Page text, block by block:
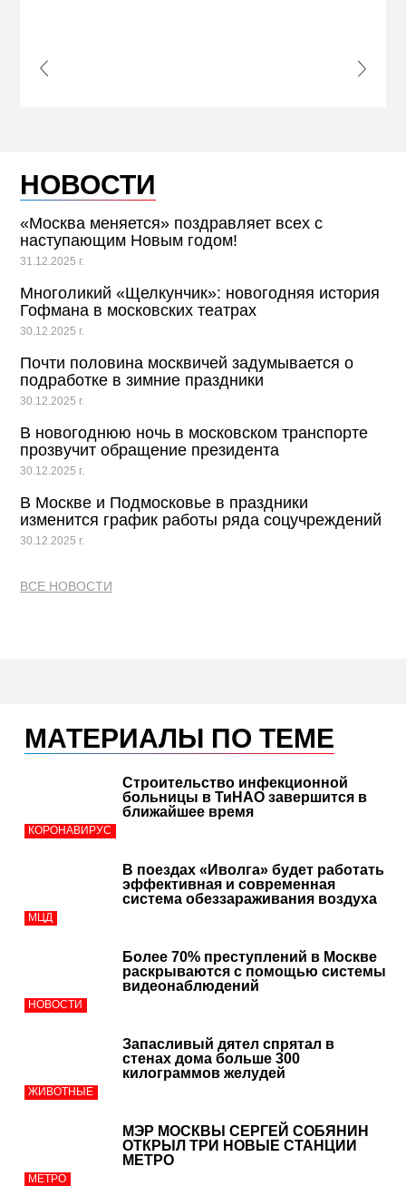
Slide
Next
НОВОСТИ
«Москва меняется» поздравляет всех с
наступающим Новым годом!
31.12.2025 г.
Многоликий «Щелкунчик»: новогодняя история
Гофмана в московских театрах
30.12.2025 г.
Почти половина москвичей задумывается о
подработке в зимние праздники
30.12.2025 г.
В новогоднюю ночь в московском транспорте
прозвучит обращение президента
30.12.2025 г.
В Москве и Подмосковье в праздники
изменится график работы ряда соцучреждений
30.12.2025 г.
ВСЕ НОВОСТИ
МАТЕРИАЛЫ ПО ТЕМЕ
КОРОНАВИРУС
Строительство инфекционной
больницы в ТиНАО завершится в
ближайшее время
МЦД
В поездах «Иволга» будет работать
эффективная и современная
система обеззараживания воздуха
НОВОСТИ
Более 70% преступлений в Москве
раскрываются с помощью системы
видеонаблюдений
ЖИВОТНЫЕ
Запасливый дятел спрятал в
стенах дома больше 300
килограммов желудей
МЕТРО
МЭР МОСКВЫ СЕРГЕЙ СОБЯНИН
ОТКРЫЛ ТРИ НОВЫЕ СТАНЦИИ
МЕТРО